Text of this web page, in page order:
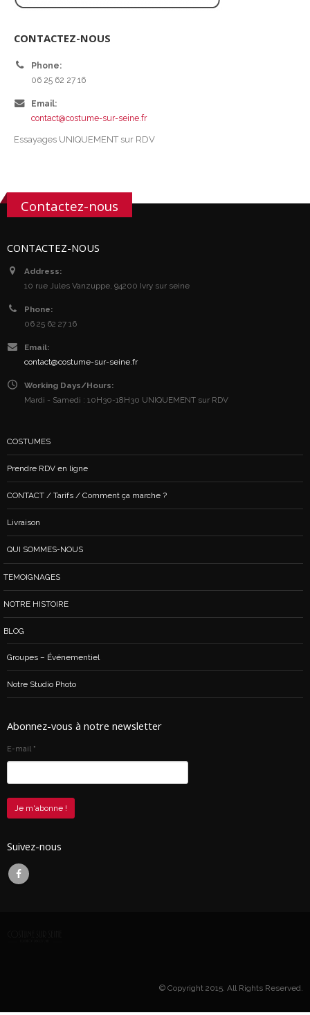
CONTACTEZ-NOUS
Phone:
06 25 62 27 16
Email:
contact@costume-sur-seine.fr
Essayages UNIQUEMENT sur RDV
Contactez-nous
CONTACTEZ-NOUS
Address:
10 rue Jules Vanzuppe, 94200 Ivry sur seine
Phone:
06 25 62 27 16
Email:
contact@costume-sur-seine.fr
Working Days/Hours:
Mardi - Samedi : 10H30-18H30 UNIQUEMENT sur RDV
COSTUMES
Prendre RDV en ligne
CONTACT / Tarifs / Comment ça marche ?
Livraison
QUI SOMMES-NOUS
TEMOIGNAGES
NOTRE HISTOIRE
BLOG
Groupes – Événementiel
Notre Studio Photo
Abonnez-vous à notre newsletter
E-mail *
Suivez-nous
© Copyright 2015. All Rights Reserved.